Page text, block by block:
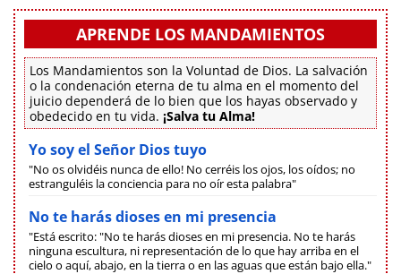
APRENDE LOS MANDAMIENTOS
Los Mandamientos son la Voluntad de Dios. La salvación
o la condenación eterna de tu alma en el momento del
juicio dependerá de lo bien que los hayas observado y
obedecido en tu vida. ¡Salva tu Alma!
Yo soy el Señor Dios tuyo
"No os olvidéis nunca de ello! No cerréis los ojos, los oídos; no
estranguléis la conciencia para no oír esta palabra"
No te harás dioses en mi presencia
"Está escrito: "No te harás dioses en mi presencia. No te harás
ninguna escultura, ni representación de lo que hay arriba en el
cielo o aquí, abajo, en la tierra o en las aguas que están bajo ella."